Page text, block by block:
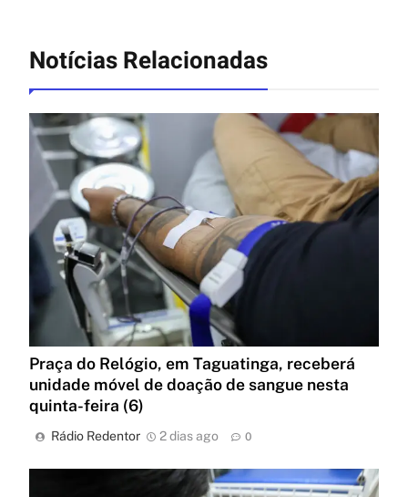
Notícias Relacionadas
Praça do Relógio, em Taguatinga, receberá
unidade móvel de doação de sangue nesta
quinta-feira (6)
Rádio Redentor 2 dias ago 0